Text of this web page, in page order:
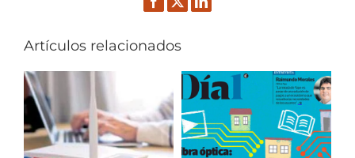
Facebook
TwitterLinkedIn
Artículos relacionados